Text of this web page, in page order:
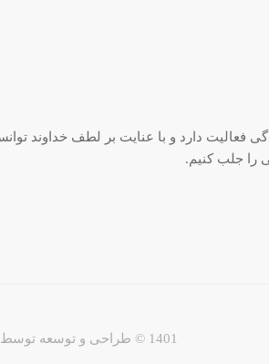
سابقه در زمینه بافندگی فعالیت دارد و با عنایت بر لطف
را جلب کنیم.
1401 © طراحی و توسعه توسط